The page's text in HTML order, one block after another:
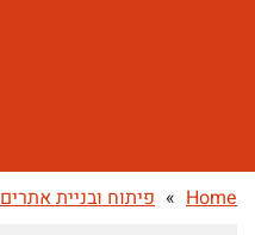
Home
» פיתוח ובניית אתרים